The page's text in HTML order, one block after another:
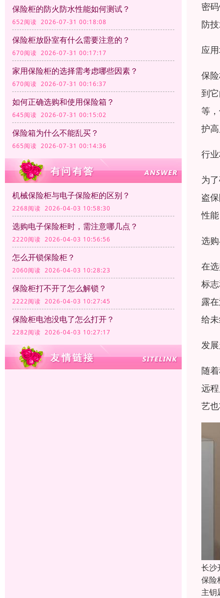
保险柜的防火防水性能如何测试？
652阅读 2026-07-31 00:18:08
保险柜放卧室有什么需要注意的？
670阅读 2026-07-31 00:17:17
家用保险柜的选择需考虑哪些因素？
670阅读 2026-07-31 00:16:37
如何正确选购和使用保险箱？
645阅读 2026-07-31 00:15:02
保险箱为什么不能乱买？
665阅读 2026-07-31 00:14:36
机械保险柜与电子保险柜的区别？
2268阅读 2026-04-03 10:58:30
选购电子保险柜时，需注意哪几点？
2220阅读 2026-04-03 10:56:56
怎么开锁保险柜？
2060阅读 2026-04-03 10:28:23
保险柜打不开了怎么解锁？
2222阅读 2026-04-03 10:27:45
保险柜电池没电了怎么打开？
2282阅读 2026-04-03 10:27:17
密
防
应
保
到
等
护
行
为
盗
性
选
在
标
露
给
发
随
远
艺
长沙
保险
主钥